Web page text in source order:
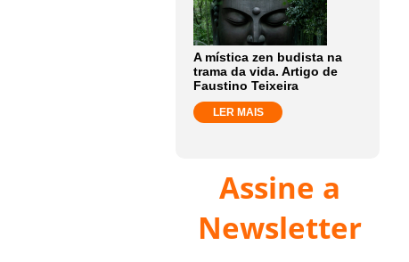
A mística zen budista na
trama da vida. Artigo de
Faustino Teixeira
LER MAIS
Assine a
Newsletter